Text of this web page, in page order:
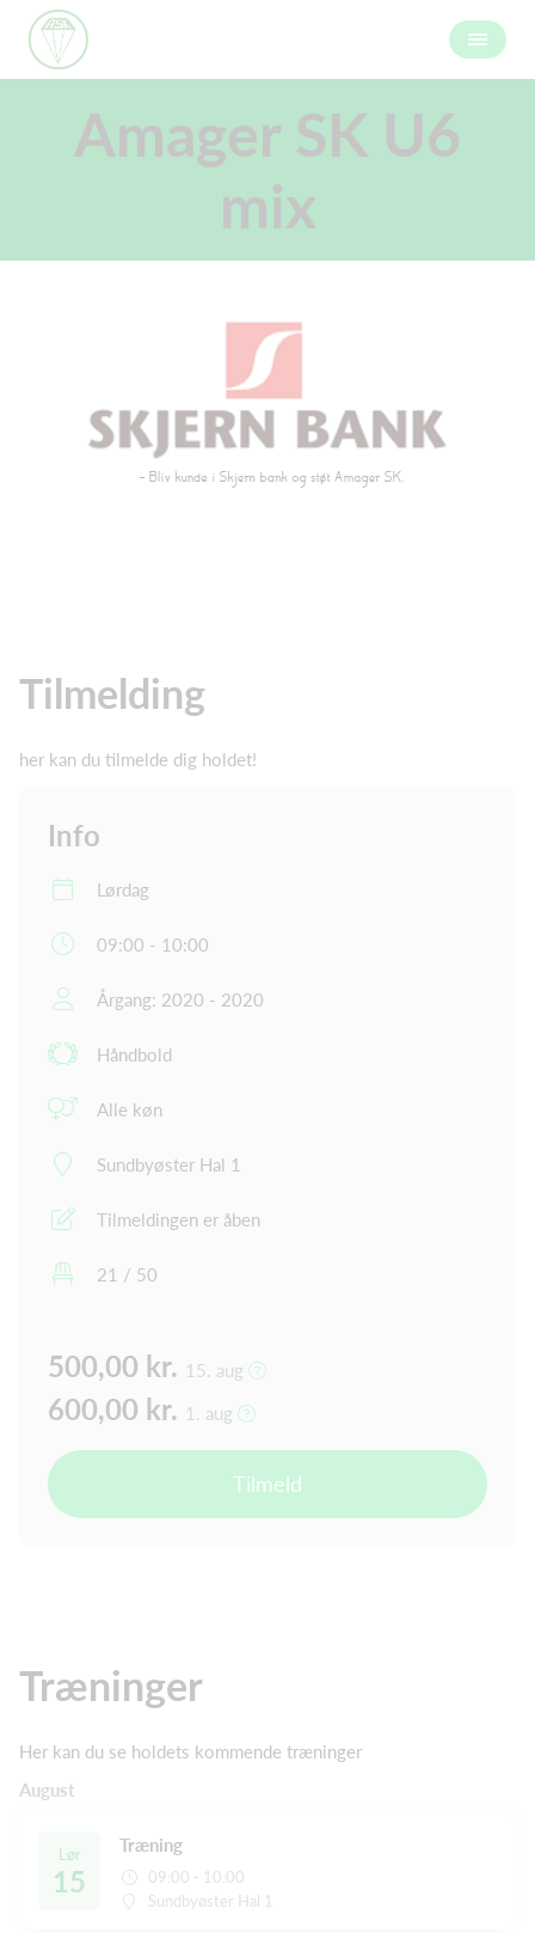
Amager SK U6
mix
Tilmelding
her kan du tilmelde dig holdet!
Info
Lørdag
09:00 - 10:00
Årgang: 2020 - 2020
Håndbold
Alle køn
Sundbyøster Hal 1
Tilmeldingen er åben
21 / 50
500,00 kr. 15. aug
600,00 kr. 1. aug
Tilmeld
Træninger
Her kan du se holdets kommende træninger
August
Lør
15
Træning
09:00 - 10:00
Sundbyøster Hal 1